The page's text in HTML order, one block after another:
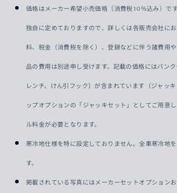
価格はメーカー希望小売価格（消費税10％込み）で
独自に定めておりますので、詳しくは各販売会社に
料、税金（消費税を除く）、登録などに伴う諸費用
品の費用は別途申し受けます。記載の価格にはパン
レンチ、けん引フック）が含まれています（ジャッ
ップオプションの「ジャッキセット」としてご用意
ル料金が必要となります。
寒冷地仕様を特に設定しておりません。全車寒冷地
す。
掲載されている写真にはメーカーセットオプション